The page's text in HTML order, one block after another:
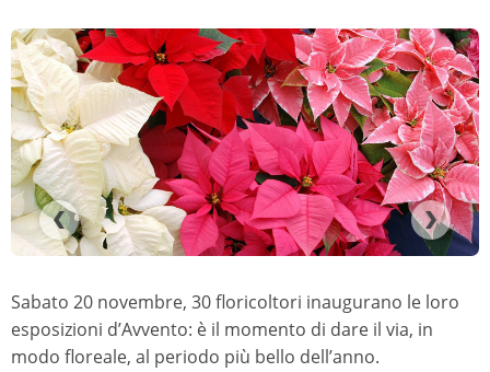
Sabato 20 novembre, 30 floricoltori inaugurano le loro
esposizioni d’Avvento: è il momento di dare il via, in
modo floreale, al periodo più bello dell’anno.